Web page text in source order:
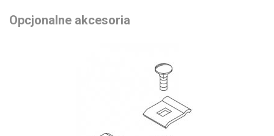
Opcjonalne akcesoria